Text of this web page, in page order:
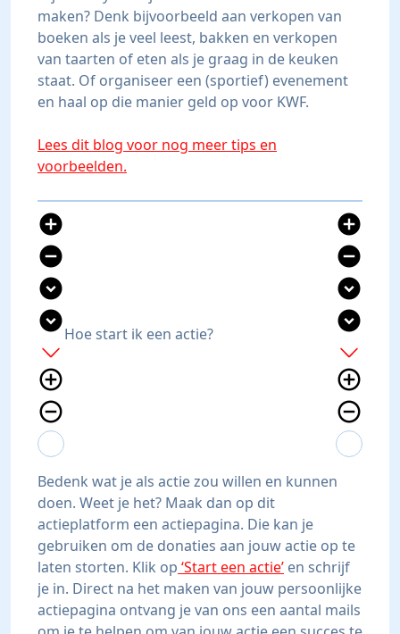
maken? Denk bijvoorbeeld aan verkopen van
boeken als je veel leest, bakken en verkopen
van taarten of eten als je graag in de keuken
staat. Of organiseer een (sportief) evenement
en haal op die manier geld op voor KWF.
Lees dit blog voor nog meer tips en
voorbeelden.
add_circle
remove_circle
expand_circle_down
expand_circle_down
add
add_circle_outline
remove_circle_outline
expand_more
expand_less
Hoe start ik een actie?
add_circle
remove_circle
expand_circle_down
expand_circle_down
add
add_circle_outline
remove_circle_outline
expand_more
expand_less
Bedenk wat je als actie zou willen en kunnen
doen. Weet je het? Maak dan op dit
actieplatform een actiepagina. Die kan je
gebruiken om de donaties aan jouw actie op te
laten storten. Klik op ‘Start een actie’ en schrijf
je in. Direct na het maken van jouw persoonlijke
actiepagina ontvang je van ons een aantal mails